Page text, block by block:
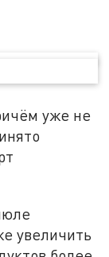
уже не
увеличить